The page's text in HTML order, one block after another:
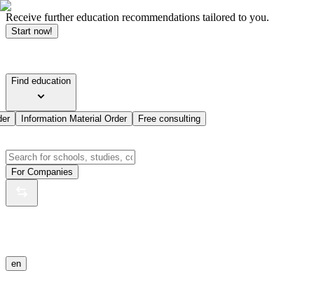
Receive further education recommendations tailored to you.
Start now!
Find education
Information Material Order Free consulting
For Companies
en